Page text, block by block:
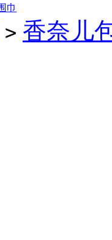
巾
> 香奈儿